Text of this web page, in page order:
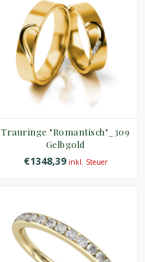
Trauringe "Romantisch"_309
Gelbgold
€1348,39inkl. Steuer